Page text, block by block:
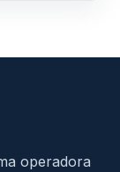
operadora